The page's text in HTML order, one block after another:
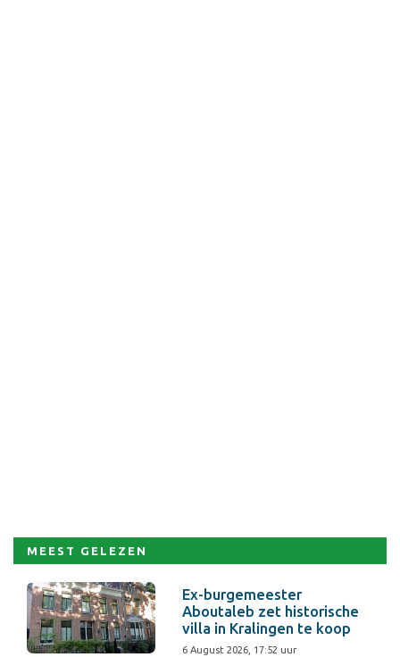
MEEST GELEZEN
Ex-burgemeester
Aboutaleb zet historische
villa in Kralingen te koop
6 August 2026, 17:52 uur